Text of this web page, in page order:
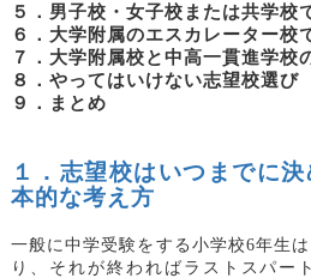
５．男子校・女子校または共学校
６．大学附属のエスカレーター校
７．大学附属校と中高一貫進学校
８．やってはいけない志望校選び
９．まとめ
１．志望校はいつまでに
本的な考え方
一般に中学受験をする小学校6年生
り、それが終わればラストスパー